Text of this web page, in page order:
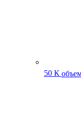
50 К